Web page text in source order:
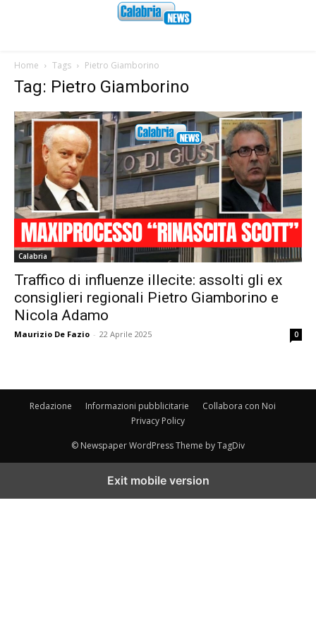
Home Tags Pietro Giamborino
Tag: Pietro Giamborino
Calabria
Traffico di influenze illecite: assolti gli ex
consiglieri regionali Pietro Giamborino e
Nicola Adamo
Maurizio De Fazio - 22 Aprile 2025 0
Redazione Informazioni pubblicitarie
Collabora con Noi
Privacy Policy
© Newspaper WordPress Theme by TagDiv
Exit mobile version